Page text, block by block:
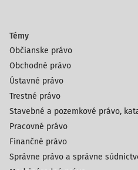
Témy
Občianske právo
Obchodné právo
Ústavné právo
Trestné právo
Stavebné a pozemkové právo,
Pracovné právo
Finančné právo
Správne právo a správne